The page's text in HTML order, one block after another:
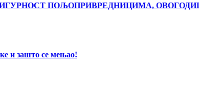
ПОЉОПРИВРЕДНИЦИМА,
и зашто се мењао!